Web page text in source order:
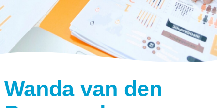
Wanda van den